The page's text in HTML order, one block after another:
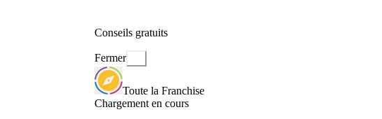
Conseils gratuits
Fermer
Toute la Franchise
Chargement en cours